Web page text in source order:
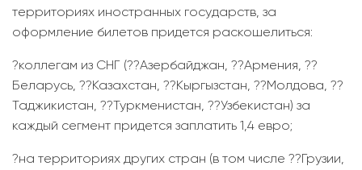
территориях иностранных государств, за
оформление билетов придется раскошелиться:
?коллегам из СНГ (??Азербайджан, ??Армения, ??
Беларусь, ??Казахстан, ??Кыргызстан, ??Молдова, ??
Таджикистан, ??Туркменистан, ??Узбекистан) за
каждый сегмент придется заплатить 1,4 евро;
?на территориях других стран (в том числе ??Грузии,